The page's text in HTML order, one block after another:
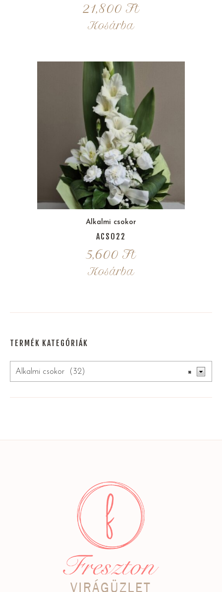
21,800 Ft
Kosárba
Alkalmi csokor
ACS022
5,600 Ft
Kosárba
TERMÉK KATEGÓRIÁK
×
Alkalmi csokor (32)